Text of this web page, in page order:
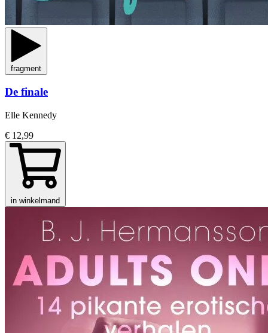
fragment
De finale
Elle Kennedy
€ 12,99
in winkelmand